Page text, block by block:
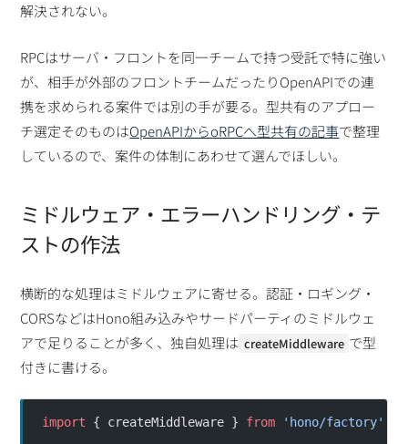
解決されない。
RPCはサーバ・フロントを同一チームで持つ受託で特に強い
が、相手が外部のフロントチームだったりOpenAPIでの連
携を求められる案件では別の手が要る。型共有のアプロー
チ選定そのものはOpenAPIからoRPCへ型共有の記事で整理
しているので、案件の体制にあわせて選んでほしい。
ミドルウェア・エラーハンドリング・テ
ストの作法
横断的な処理はミドルウェアに寄せる。認証・ロギング・
CORSなどはHono組み込みやサードパーティのミドルウェ
アで足りることが多く、独自処理は createMiddleware で型
付きに書ける。
import { createMiddleware } from 'hono/factory'